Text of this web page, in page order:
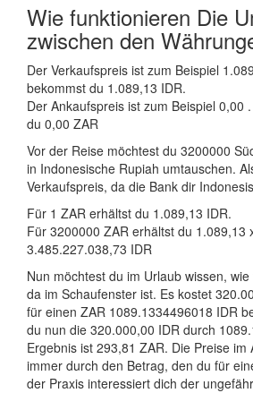
Wie funktionieren Die
zwischen den
Der Verkaufspreis ist zum Beispiel
bekommst du 1.089,13 IDR.
Der Ankaufspreis ist zum Beispiel 0,00
du 0,00 ZAR
Vor der Reise möchtest du 3200000
in Indonesische Rupiah umtauschen.
Verkaufspreis, da die Bank dir
Für 1 ZAR erhältst du 1.089,13 IDR.
Für 3200000 ZAR erhältst du 1.089,13
3.485.227.038,73 IDR
Nun möchtest du im Urlaub wissen,
da im Schaufenster ist. Es kostet
für einen ZAR 1089.1334496018 IDR
du nun die 320.000,00 IDR durch
Ergebnis ist 293,81 ZAR. Die Preise im
immer durch den Betrag, den du für
der Praxis interessiert dich der